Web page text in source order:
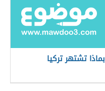
بماذا تشتهر تركيا